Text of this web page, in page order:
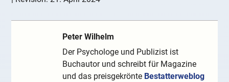
Peter Wilhelm
Der Psychologe und Publizist ist
Buchautor und schreibt für Magazine
und das preisgekrönte Bestatterweblog